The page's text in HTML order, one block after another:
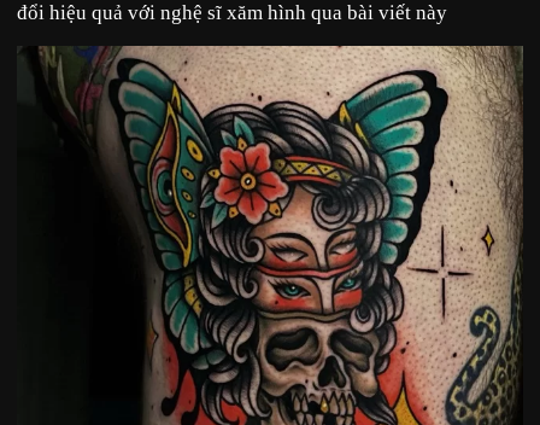
đổi hiệu quả với nghệ sĩ xăm hình qua bài viết này